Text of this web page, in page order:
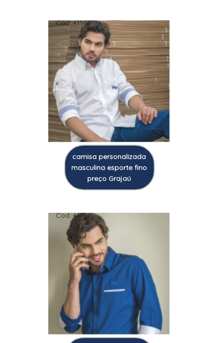
Cod.:41168
camisa personalizada
masculina esporte fino
preço Grajaú
Cod.:41169